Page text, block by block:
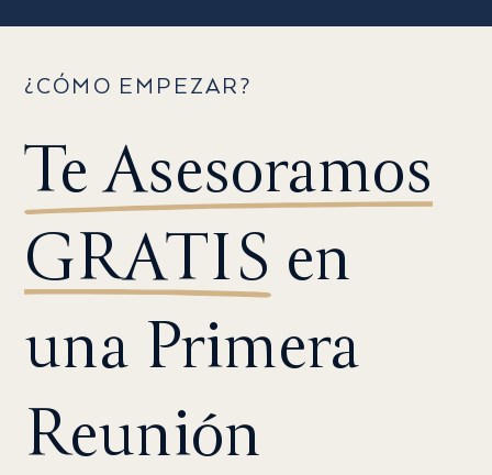
¿CÓMO EMPEZAR?
Te Asesoramos
GRATIS en
una Primera
Reunión